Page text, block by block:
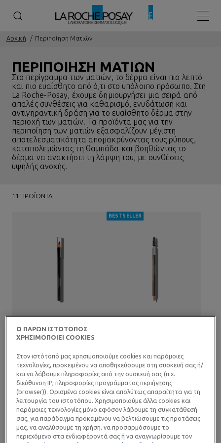
Αρχική Περιποίηση Ματιών
ΠΕΡΙΠΟΙΗΣΗ ΜΑΤΙΩΝ
Στο περίγραμμα των ματιών, το δέρμα είναι πιο λεπτό
και πιο ευαίσθητο από ό,τι στο υπόλοιπο πρόσωπο. Στη
La Roche-Posay, έχουμε δημιουργήσει μια σειρά από
απαλές συνθέσεις για καθαρισμό, ενυδάτωση και
αντιγηραντική δράση για το ευαίσθητο δέρμα στην
περιοχή των ματιών. Τα προϊόντα μας για την
περιποίηση των ματιών εξασφαλίζουν μέγιστη
αποτελεσματικότητα απομακρύνοντας τους ρύπους,
καταπολεμώντας τη θαμπάδα και βοηθώντας το
δέρμα να ανακτήσει τη λάμψη του, με συνθέσεις
υψηλής ανοχής.
11 ΠΡΟΪΌΝΤΑ
TOLERIANE SOFT
ΜΟΛΥΒΙ ΜΑΤΙΩΝ
(0)
Υποαλλεργικό μολύβι ματιών
για τα ευαίσθητα μάτια
ΑΓΟΡΑΣΤΕ ONLINE
BESTSELLER
ΜΟΛΥΒΙ ΦΡΥΔΙΩΝ
(0)
Υποαλλεργικό μολύβι
φρυδιών, για το ευαίσθητο
δέρμα
ΑΓΟΡΑΣΤΕ ONLINE
BESTSELLER
Ο ΠΑΡΩΝ ΙΣΤΟΤΟΠΟΣ
ΧΡΗΣΙΜΟΠΟΙΕΙ COOKIES
Στον ιστότοπό μας χρησιμοποιούμε cookies και παρόμοιες
τεχνολογίες, προκειμένου να αποθηκεύσουμε στη συσκευή σας ή/
και να λάβουμε πληροφορίες από την συσκευή σας (π.χ.
διεύθυνση IP, πληροφορίες προγράμματος περιήγησης
(browser)). Ορισμένα cookies είναι απολύτως απαραίτητα για τη
λειτουργία του ιστοτόπου. Χρησιμοποιούμε άλλα cookies και
παρόμοιες τεχνολογίες μόνο εφόσον λάβουμε τη συγκατάθεσή
σας, για παράδειγμα προκειμένου να βελτιώσουμε τις προτάσεις
μας, να αναλύσουμε τη χρήση, να προσαρμόσουμε το
περιεχόμενο στα ενδιαφέροντά σας ή να αναγνωρίσουμε τον